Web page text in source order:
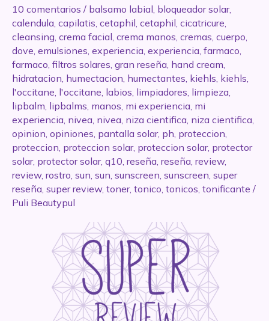
10 comentarios / balsamo labial, bloqueador solar,
calendula, capilatis, cetaphil, cetaphil, cicatricure,
cleansing, crema facial, crema manos, cremas, cuerpo,
dove, emulsiones, experiencia, experiencia, farmaco,
farmaco, filtros solares, gran reseña, hand cream,
hidratacion, humectacion, humectantes, kiehls, kiehls,
l'occitane, l'occitane, labios, limpiadores, limpieza,
lipbalm, lipbalms, manos, mi experiencia, mi
experiencia, nivea, nivea, niza cientifica, niza cientifica,
opinion, opiniones, pantalla solar, ph, proteccion,
proteccion, proteccion solar, proteccion solar, protector
solar, protector solar, q10, reseña, reseña, review,
review, rostro, sun, sun, sunscreen, sunscreen, super
reseña, super review, toner, tonico, tonicos, tonificante /
Puli Beautypul